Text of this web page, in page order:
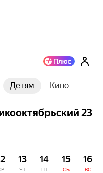
Детям Кино
23
13
ЧТ
14
ПТ
15
СБ
16
ВС